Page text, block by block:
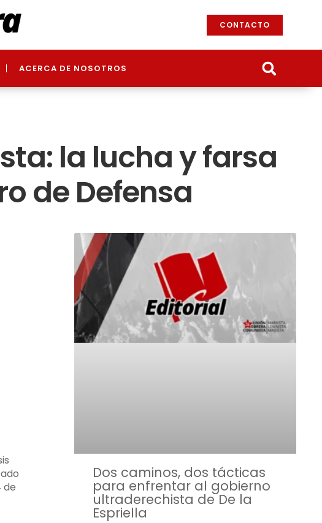
CONTACTO
ACERCA DE NOSOTROS
la lucha y farsa
de Defensa
de
Dos caminos, dos tácticas
para enfrentar al gobierno
ultraderechista de De la
Espriella